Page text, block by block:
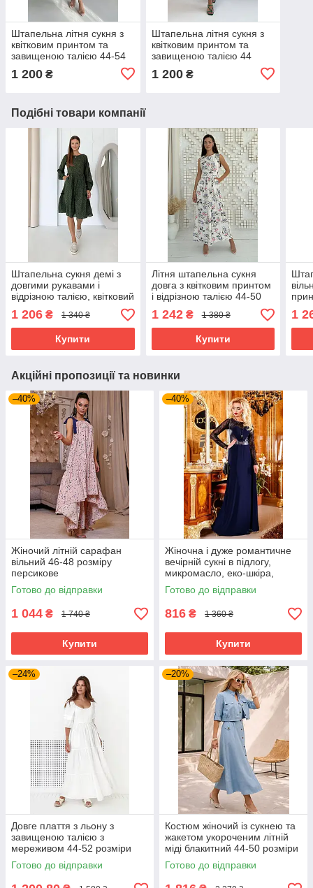
Штапельна літня сукня з
квітковим принтом та
завищеною талією 44-54
1 200 ₴
Штапельна літня сукня з
квітковим принтом та
завищеною талією 44
1 200₴
Подібні товари компанії
Штапельна сукня демі з
довгими рукавами і
відрізною талією, квітковий
принт 44 розміри зелена
1 206 ₴ 1 340 ₴
Купити
Літня штапельна сукня
довга з квітковим принтом
і відрізною талією 44-50
1 242₴ 1 380 ₴
Купити
1
Акційні пропозиції та новинки
–40%
Жіночий літній сарафан
вільний 46-48 розміру
персикове
Готово до відправки
1 044 ₴ 1 740 ₴
Купити
–40%
Жіночна і дуже романтичне
вечірній сукні в підлогу,
микромасло, еко-шкіра,
перфорована шкіра, розмір
44-48
Готово до відправки
816 ₴ 1 360 ₴
Купити
–24%
Довге плаття з льону з
завищеною талією з
мереживом 44-52 розміри
різні кольори
Готово до відправки
–20%
Костюм жіночий із сукнею та
жакетом укороченим літній
міді блакитний 44-50 розміри
Готово до відправки